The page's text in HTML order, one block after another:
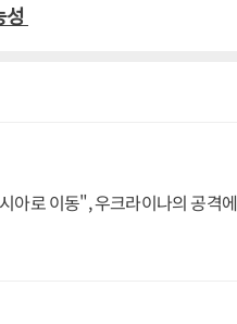
성
아로 이동", 우크라이나의 공격에